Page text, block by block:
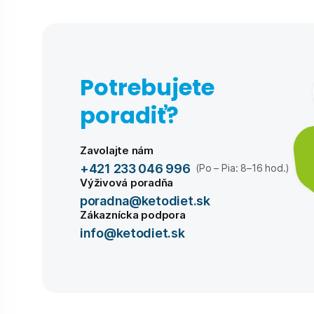
Potrebujete
poradiť?
Zavolajte nám
+421 233 046 996 (Po – Pia: 8–16 hod.)
Výživová poradňa
poradna@ketodiet.sk
Zákaznícka podpora
info@ketodiet.sk